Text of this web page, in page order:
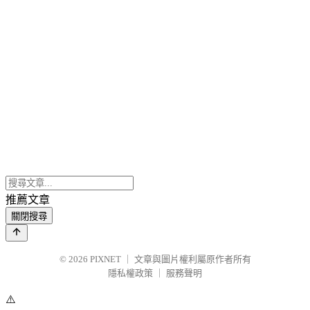
推薦文章
關閉搜尋
© 2026 PIXNET
文章與圖片權利屬原作者所有
隱私權政策
服務聲明
⚠️